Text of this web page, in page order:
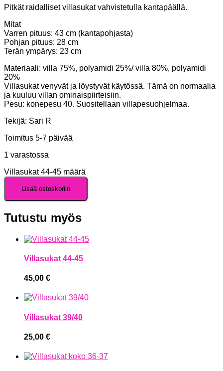
Pitkät raidalliset villasukat vahvistetulla kantapäällä.
Mitat
Varren pituus: 43 cm (kantapohjasta)
Pohjan pituus: 28 cm
Terän ympärys: 23 cm
Materiaali: villa 75%, polyamidi 25%/ villa 80%, polyamidi
20%
Villasukat venyvät ja löystyvät käytössä. Tämä on normaalia
ja kuuluu villan ominaispiirteisiin.
Pesu: konepesu 40. Suositellaan villapesuohjelmaa.
Tekijä: Sari R
Toimitus 5-7 päivää
1 varastossa
Villasukat 44-45 määrä
Lisää ostoskoriin
Tutustu myös
Villasukat 44-45
45,00 €
Villasukat 39/40
25,00 €